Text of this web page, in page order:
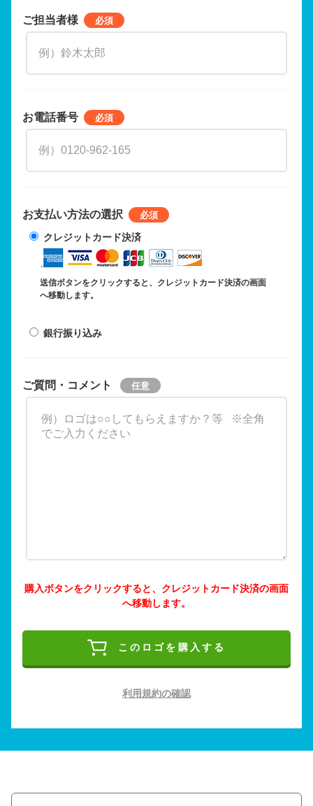
ご担当者様
お電話番号
お支払い方法の選択
クレジットカード決済
送信ボタンをクリックすると、クレジットカード決済の画面
へ移動します。
銀行振り込み
ご質問・コメント
購入ボタンをクリックすると、クレジットカード決済の画面
へ移動します。
このロゴを購入する
利用規約の確認